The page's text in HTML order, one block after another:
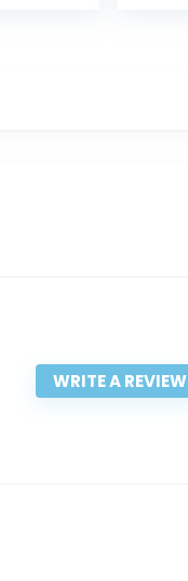
WRITE A REVIEW